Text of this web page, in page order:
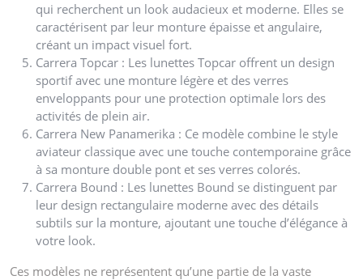
qui recherchent un look audacieux et moderne. Elles se
caractérisent par leur monture épaisse et angulaire,
créant un impact visuel fort.
Carrera Topcar : Les lunettes Topcar offrent un design
sportif avec une monture légère et des verres
enveloppants pour une protection optimale lors des
activités de plein air.
Carrera New Panamerika : Ce modèle combine le style
aviateur classique avec une touche contemporaine grâce
à sa monture double pont et ses verres colorés.
Carrera Bound : Les lunettes Bound se distinguent par
leur design rectangulaire moderne avec des détails
subtils sur la monture, ajoutant une touche d’élégance à
votre look.
Ces modèles ne représentent qu’une partie de la vaste